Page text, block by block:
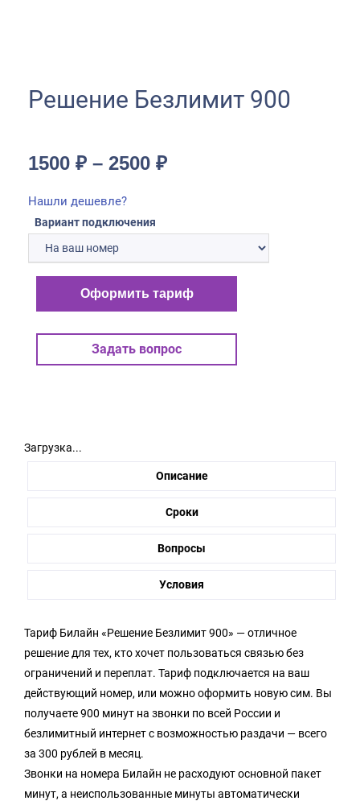
Решение Безлимит 900
1500 ₽ – 2500 ₽
Нашли дешевле?
Вариант подключения
Оформить тариф
Задать вопрос
Загрузка...
Описание
Сроки
Вопросы
Условия
Тариф Билайн «Решение Безлимит 900» — отличное
решение для тех, кто хочет пользоваться связью без
ограничений и переплат. Тариф подключается на ваш
действующий номер, или можно оформить новую сим. Вы
получаете 900 минут на звонки по всей России и
безлимитный интернет с возможностью раздачи — всего
за 300 рублей в месяц.
Звонки на номера Билайн не расходуют основной пакет
минут, а неиспользованные минуты автоматически